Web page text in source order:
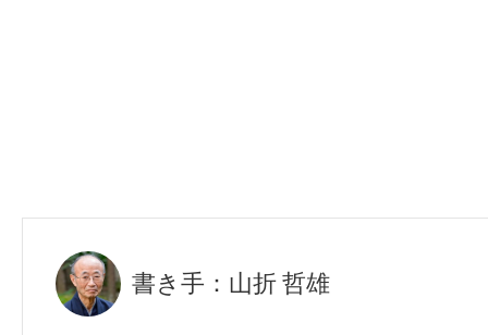
書き手：山折 哲雄